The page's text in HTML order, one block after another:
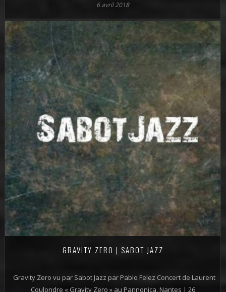
6 avril 2018
GRAVITY ZERO | SABOT JAZZ
Gravity Zero vu par Sabot Jazz par Pablo Felez Concert de Laurent
Coulondre « Gravity Zero » au Pannonica, Nantes | 26